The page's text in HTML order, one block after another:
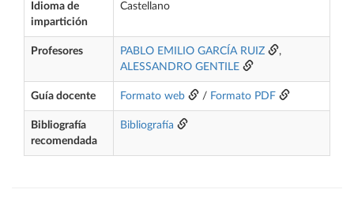
Idioma de
impartición
Castellano
Profesores PABLO EMILIO GARCÍA RUIZ
,
ALESSANDRO GENTILE
Guía docente Formato web / Formato PDF
Bibliografía
recomendada
Bibliografía